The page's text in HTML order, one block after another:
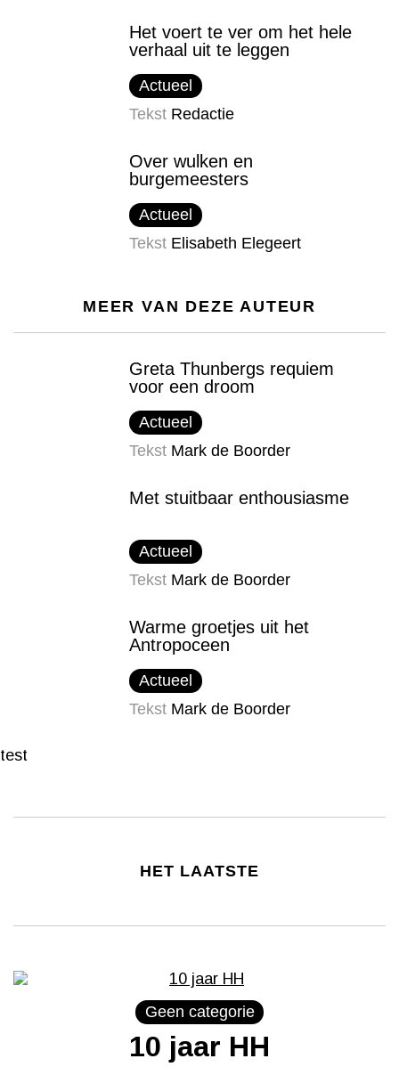
Het voert te ver om het hele
verhaal uit te leggen
Actueel
Tekst Redactie
Over wulken en
burgemeesters
Actueel
Tekst Elisabeth Elegeert
MEER VAN DEZE AUTEUR
Greta Thunbergs requiem
voor een droom
Actueel
Tekst Mark de Boorder
Met stuitbaar enthousiasme
Actueel
Tekst Mark de Boorder
Warme groetjes uit het
Antropoceen
Actueel
Tekst Mark de Boorder
test
HET LAATSTE
Geen categorie
10 jaar HH